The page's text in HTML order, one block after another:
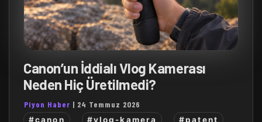
Canon’un İddialı Vlog Kamerası
Neden Hiç Üretilmedi?
Piyon Haber | 24 Temmuz 2026
#canon #vlog-kamera
#patent